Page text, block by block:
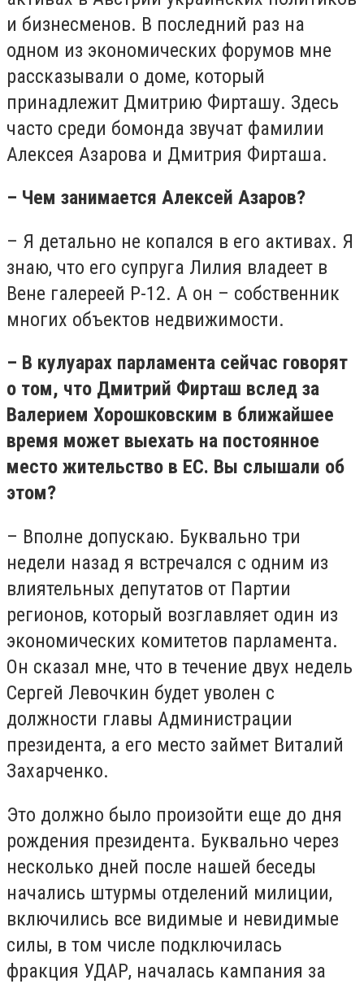
и бизнесменов. В последний раз на
одном из экономических форумов мне
рассказывали о доме, который
принадлежит Дмитрию Фирташу. Здесь
часто среди бомонда звучат фамилии
Алексея Азарова и Дмитрия Фирташа.
– Чем занимается Алексей Азаров?
– Я детально не копался в его активах. Я
знаю, что его супруга Лилия владеет в
Вене галереей P-12. А он – собственник
многих объектов недвижимости.
– В кулуарах парламента сейчас говорят
о том, что Дмитрий Фирташ вслед за
Валерием Хорошковским в ближайшее
время может выехать на постоянное
место жительство в ЕС. Вы слышали об
этом?
– Вполне допускаю. Буквально три
недели назад я встречался с одним из
влиятельных депутатов от Партии
регионов, который возглавляет один из
экономических комитетов парламента.
Он сказал мне, что в течение двух недель
Сергей Левочкин будет уволен с
должности главы Администрации
президента, а его место займет Виталий
Захарченко.
Это должно было произойти еще до дня
рождения президента. Буквально через
несколько дней после нашей беседы
начались штурмы отделений милиции,
включились все видимые и невидимые
силы, в том числе подключилась
фракция УДАР, началась кампания за